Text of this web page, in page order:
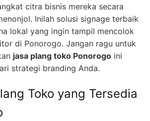
citra bisnis mereka secara
Inilah solusi signage terbaik
lokal yang ingin tampil mencolok
di Ponorogo. Jangan ragu untuk
jasa plang toko Ponorogo ini
strategi branding Anda.
Toko yang Tersedia